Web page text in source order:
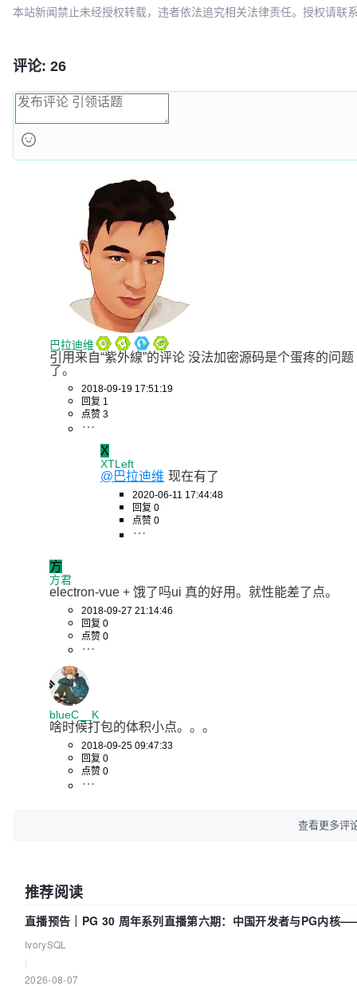
本站新闻禁止未经授权转载，违者依法追究相关法律责任。授权请联
评论: 26
巴拉迪维
引用来自“紫外線”的评论 没法加密源码是个蛋疼的问
了。
2018-09-19 17:51:19
回复 1
点赞 3
X
XTLeft
@巴拉迪维 现在有了
2020-06-11 17:44:48
回复 0
点赞 0
方
方君
electron-vue + 饿了吗ui 真的好用。就性能差了点。
2018-09-27 21:14:46
回复 0
点赞 0
blueC__K
啥时候打包的体积小点。。。
2018-09-25 09:47:33
回复 0
点赞 0
查看更多评
推荐阅读
直播预告｜PG 30 周年系列直播第六期：中国开发者与PG内核
IvorySQL
2026-08-07